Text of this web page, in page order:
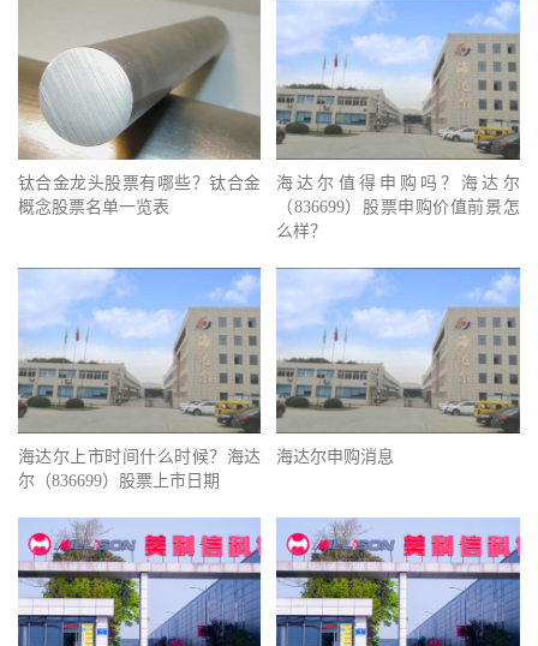
钛合金龙头股票有哪些？钛合金
概念股票名单一览表
海达尔值得申购吗？海达尔
（836699）股票申购价值前景怎
么样？
海达尔上市时间什么时候？海达
尔（836699）股票上市日期
海达尔申购消息